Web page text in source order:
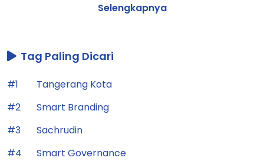
Selengkapnya
Tag Paling Dicari
#1
Tangerang Kota
#2
Smart Branding
#3
Sachrudin
#4
Smart Governance